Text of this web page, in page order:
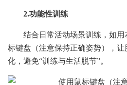
2.功能性训练
结合日常活动场景训练，如
标键盘（注意保持正确姿势），
化，避免“训练与生活脱节”。